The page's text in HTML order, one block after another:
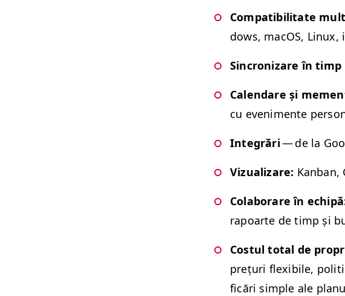
Com­pat­i­bil­i­tate
dows, macOS,
Sin­cronizare în timp
Cal­en­dare și
cu eveni­mente
Inte­grări— de la
Vizualizare:
Colab­o­rare în
rapoarte de timp și
Cos­tul total de
prețuri flex­i­bile,
ficări sim­ple ale